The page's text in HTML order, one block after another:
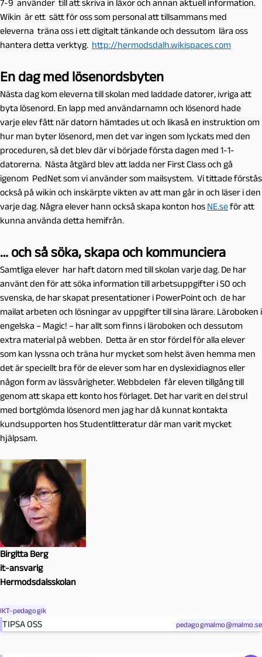
7-9 använder till att skriva in läxor och annan aktuell information.
Wikin är ett sätt för oss som personal att tillsammans med
eleverna träna oss i ett digitalt tänkande och dessutom lära oss
hantera detta verktyg. http://hermodsdalh.wikispaces.com
En dag med lösenordsbyten
Nästa dag kom eleverna till skolan med laddade datorer, ivriga att
byta lösenord. En lapp med användarnamn och lösenord hade
varje elev fått när datorn hämtades ut och likaså en instruktion om
hur man byter lösenord, men det var ingen som lyckats med den
proceduren, så det blev där vi började första dagen med 1-1-
datorerna. Nästa åtgärd blev att ladda ner First Class och gå
igenom PedNet som vi använder som mailsystem. Vi tittade förstås
också på wikin och inskärpte vikten av att man går in och läser i den
varje dag. Några elever hann också skapa konton hos NE.seför att
kunna använda detta hemifrån.
… och så söka, skapa och kommunciera
Samtliga elever har haft datorn med till skolan varje dag. De har
använt den för att söka information till arbetsuppgifter i SO och
svenska, de har skapat presentationer i PowerPoint och de har
mailat arbeten och lösningar av uppgifter till sina lärare. Läroboken i
engelska – Magic! – har allt som finns i läroboken och dessutom
extra material på webben. Detta är en stor fördel för alla elever
som kan lyssna och träna hur mycket som helst även hemma men
det är speciellt bra för de elever som har en dyslexidiagnos eller
någon form av lässvårigheter. Webbdelen får eleven tillgång till
genom att skapa ett konto hos förlaget. Det har varit en del strul
med bortglömda lösenord men jag har då kunnat kontakta
kundsupporten hos Studentlitteratur där man varit mycket
hjälpsam.
Birgitta Berg
it-ansvarig
Hermodsdalsskolan
IKT-pedagogik
TIPSA OSS pedagogmalmo@malmo.se